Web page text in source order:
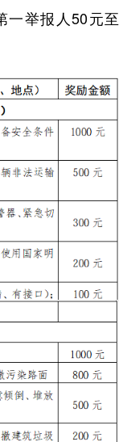
一举报人50元至